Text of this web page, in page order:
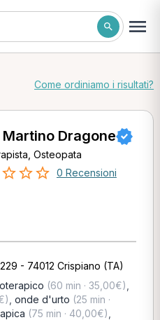
Come ordiniamo i risultati?
Dragone
Osteopata
0 Recensioni
- 74012 Crispiano (TA)
(60 min · 35,00€)
onde d'urto (25 min ·
(75 min · 40,00€)